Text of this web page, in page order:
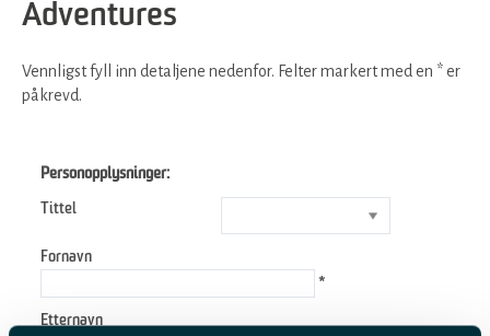
Adventures
Vennligst fyll inn detaljene nedenfor. Felter markert med en * er
påkrevd.
Personopplysninger:
Tittel
Fornavn
*
Etternavn